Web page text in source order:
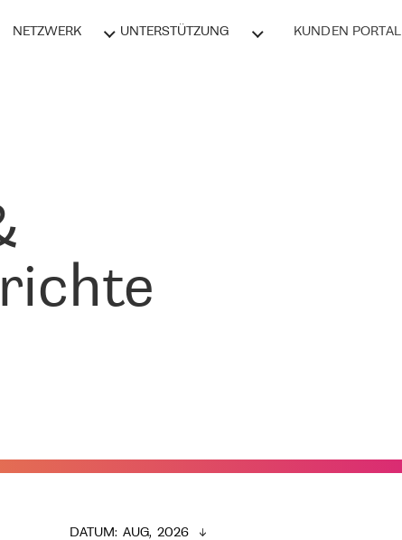
NETZWERK UNTERSTÜTZUNG KUNDEN PORTAL
DATUM: AUG,  2026